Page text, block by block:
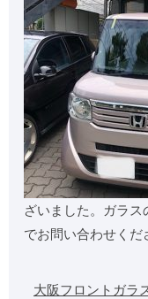
ざいました。ガラ
でお問い合わせくだ
大阪フロントガラ